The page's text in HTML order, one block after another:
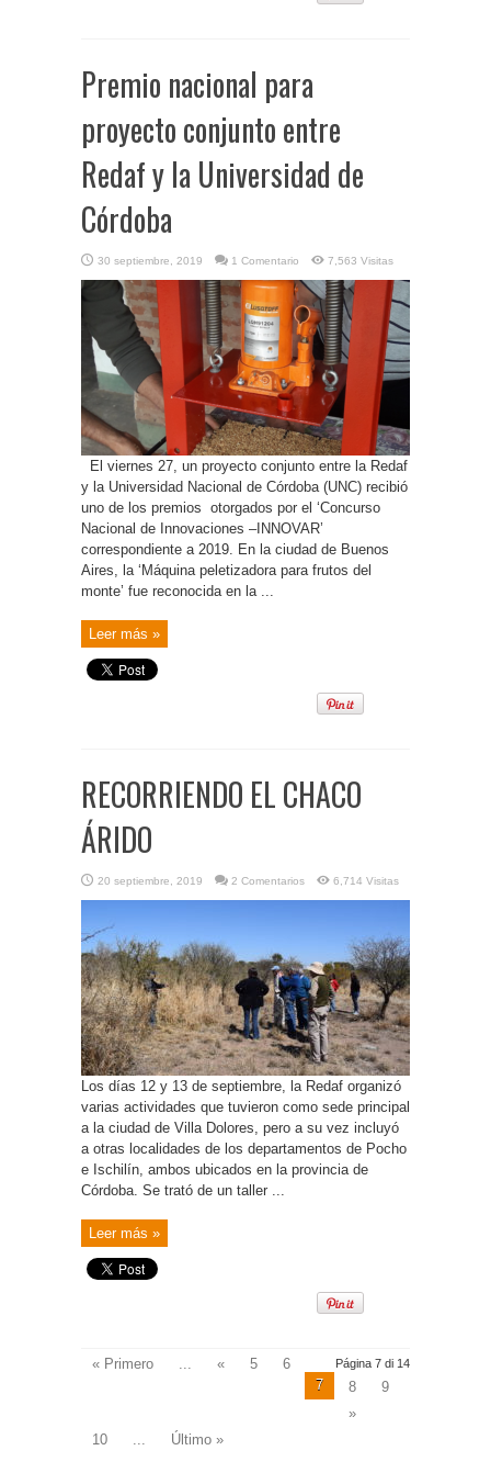
Premio nacional para
proyecto conjunto entre
Redaf y la Universidad de
Córdoba
30 septiembre, 2019 1 Comentario 7,563 Visitas
El viernes 27, un proyecto conjunto entre la Redaf
y la Universidad Nacional de Córdoba (UNC) recibió
uno de los premios otorgados por el ‘Concurso
Nacional de Innovaciones –INNOVAR’
correspondiente a 2019. En la ciudad de Buenos
Aires, la ‘Máquina peletizadora para frutos del
monte’ fue reconocida en la ...
Leer más »
RECORRIENDO EL CHACO
ÁRIDO
20 septiembre, 2019 2 Comentarios 6,714 Visitas
Los días 12 y 13 de septiembre, la Redaf organizó
varias actividades que tuvieron como sede principal
a la ciudad de Villa Dolores, pero a su vez incluyó
a otras localidades de los departamentos de Pocho
e Ischilín, ambos ubicados en la provincia de
Córdoba. Se trató de un taller ...
Leer más »
Página 7 di 14
« Primero « 5
6
7
8
9
»
10
Último »